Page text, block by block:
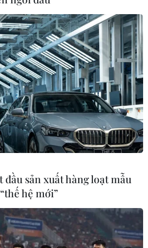
nóng kỷ lục
rung chuyển
trôi và cá voi ở
Lanka khiến 5
đầu sản xuất hàng loạt mẫu
hệ mới”